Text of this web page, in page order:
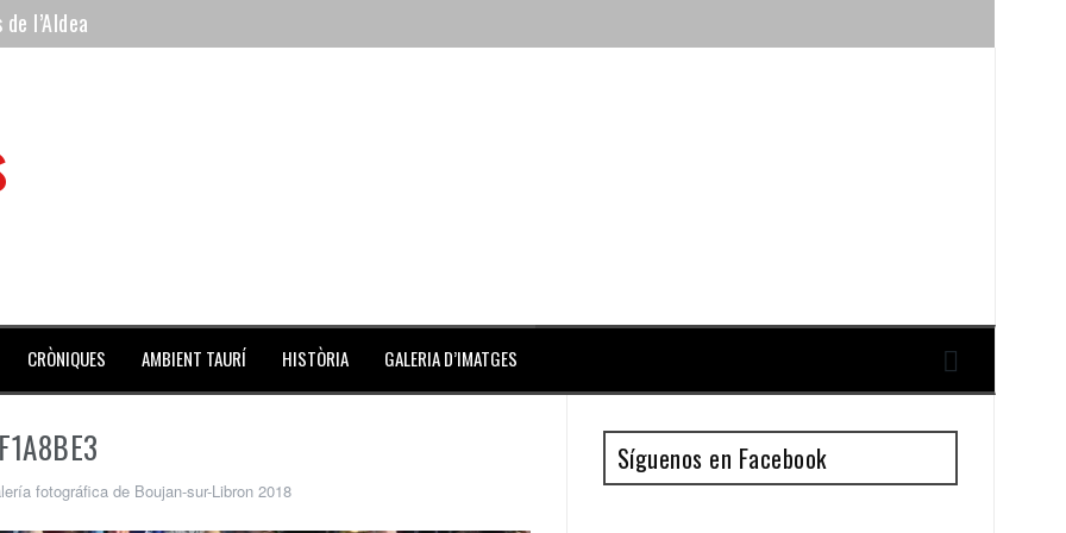
de julio repleto de actividades
premiado como el novillo más bravo en San Adrián
Coliseo Balear
CRÒNIQUES AMBIENT TAURÍ HISTÒRIA GALERIA D’IMATGES
fotográfica de Boujan-sur-Libron 2018
Síguenos en Facebook